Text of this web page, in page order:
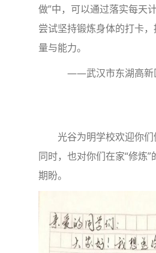
做”中，可以通过落实每天
尝试坚持锻炼身体的打卡
量与能力。
——武汉市东湖高新
光谷为明学校欢迎你们
同时，也对你们在家“修炼
期盼。